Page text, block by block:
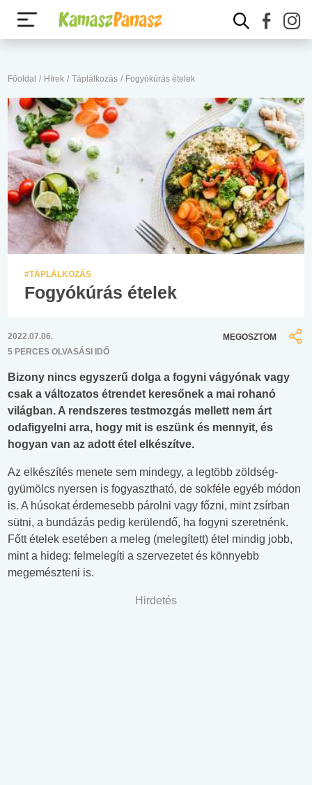
Főoldal / Hírek / Táplálkozás / Fogyókúrás ételek
#TÁPLÁLKOZÁS
Fogyókúrás ételek
2022.07.06.
5 PERCES OLVASÁSI IDŐ
MEGOSZTOM
Bizony nincs egyszerű dolga a fogyni vágyónak vagy
csak a változatos étrendet keresőnek a mai rohanó
világban. A rendszeres testmozgás mellett nem árt
odafigyelni arra, hogy mit is eszünk és mennyit, és
hogyan van az adott étel elkészítve.
Az elkészítés menete sem mindegy, a legtöbb zöldség-
gyümölcs nyersen is fogyasztható, de sokféle egyéb módon
is. A húsokat érdemesebb párolni vagy főzni, mint zsírban
sütni, a bundázás pedig kerülendő, ha fogyni szeretnénk.
Főtt ételek esetében a meleg (melegített) étel mindig jobb,
mint a hideg: felmelegíti a szervezetet és könnyebb
megemészteni is.
Hirdetés